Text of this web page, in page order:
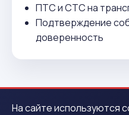
ПТС и СТС на
Подтверждение
доверенность
На сайте используются